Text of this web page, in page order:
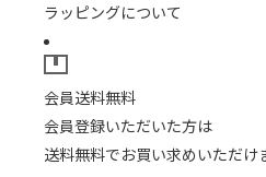
ラッピングについて
会員送料無料
会員登録いただいた方は
送料無料でお買い求めいただけ